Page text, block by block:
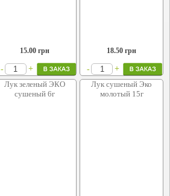
15.00 грн
- +
18.50 грн
-
+
Лук зеленый ЭКО
сушеный 6г
Лук сушеный Эко
молотый 15г